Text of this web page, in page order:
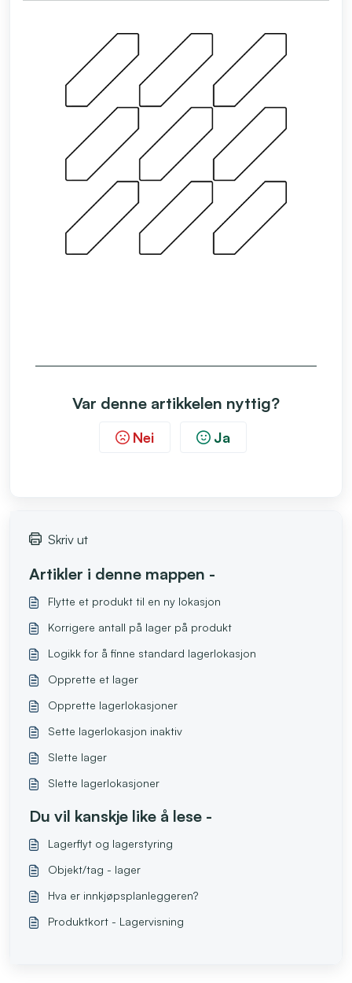
Var denne artikkelen nyttig?
Nei Ja
Skriv ut
Artikler i denne mappen -
Flytte et produkt til en ny lokasjon
Korrigere antall på lager på produkt
Logikk for å finne standard lagerlokasjon
Opprette et lager
Opprette lagerlokasjoner
Sette lagerlokasjon inaktiv
Slette lager
Slette lagerlokasjoner
Du vil kanskje like å lese -
Lagerflyt og lagerstyring
Objekt/tag - lager
Hva er innkjøpsplanleggeren?
Produktkort - Lagervisning